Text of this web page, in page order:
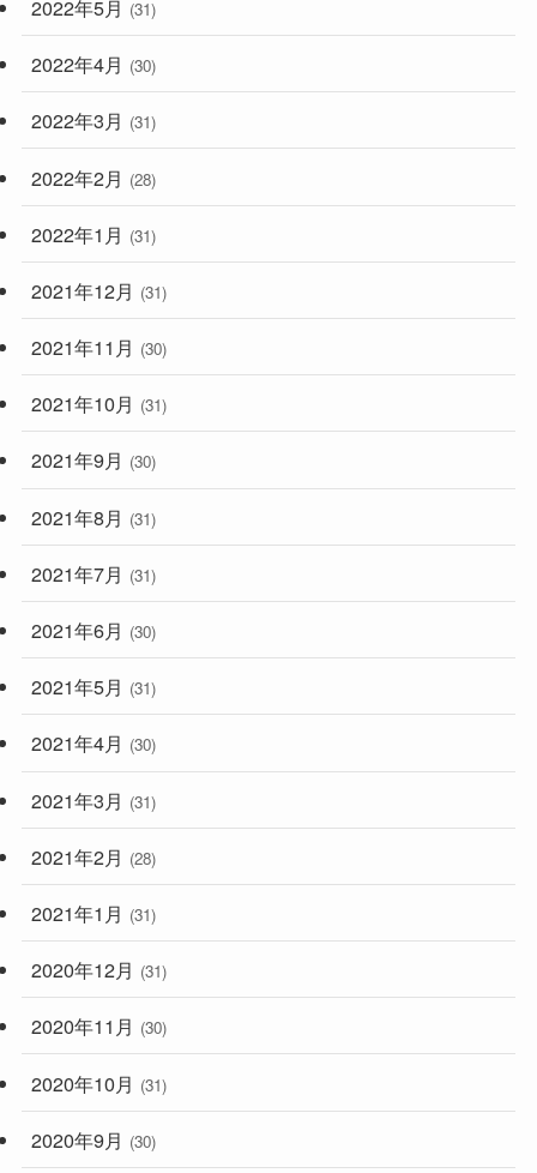
2022年5月 (31)
2022年4月 (30)
2022年3月 (31)
2022年2月 (28)
2022年1月 (31)
2021年12月 (31)
2021年11月 (30)
2021年10月 (31)
2021年9月 (30)
2021年8月 (31)
2021年7月 (31)
2021年6月 (30)
2021年5月 (31)
2021年4月 (30)
2021年3月 (31)
2021年2月 (28)
2021年1月 (31)
2020年12月 (31)
2020年11月 (30)
2020年10月 (31)
2020年9月 (30)